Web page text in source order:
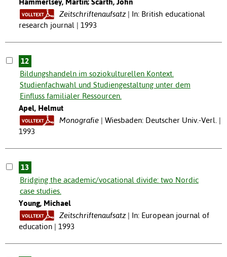
Hammerlsey, Martin; Scarth, John
Zeitschriftenaufsatz
In: British educational
research journal | 1993
12
Bildungshandeln im soziokulturellen Kontext.
Studienfachwahl und Studiengestaltung unter dem
Einfluss familialer Ressourcen.
Apel, Helmut
Monografie
Wiesbaden: Deutscher Univ.-Verl. |
1993
13
Bridging the academic/vocational divide: two Nordic
case studies.
Young, Michael
Zeitschriftenaufsatz
In: European journal of
education | 1993